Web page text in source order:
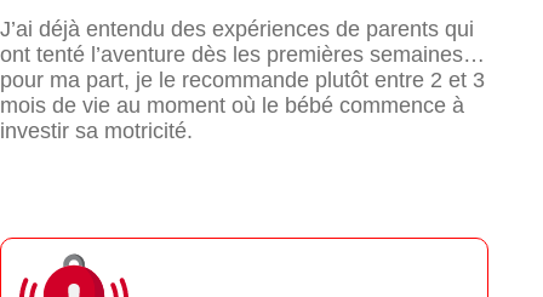
J’ai déjà entendu des expériences de parents qui
ont tenté l’aventure dès les premières semaines…
pour ma part, je le recommande plutôt entre 2 et 3
mois de vie au moment où le bébé commence à
investir sa motricité.